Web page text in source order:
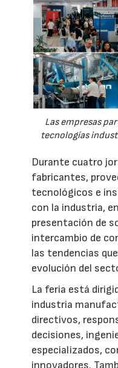
Las empresas
tecnologías
Durante cuatro
fabricantes,
tecnológicos e
con la industria,
presentación de
intercambio de
las tendencias
evolución del
La feria está
industria
directivos,
decisiones,
especializados,
innovadores.